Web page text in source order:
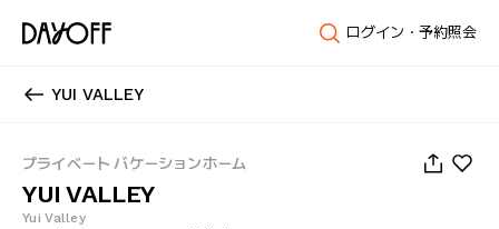
ログイン・予約照会
YUI VALLEY
プライベート バケーションホーム
YUI VALLEY
Yui Valley